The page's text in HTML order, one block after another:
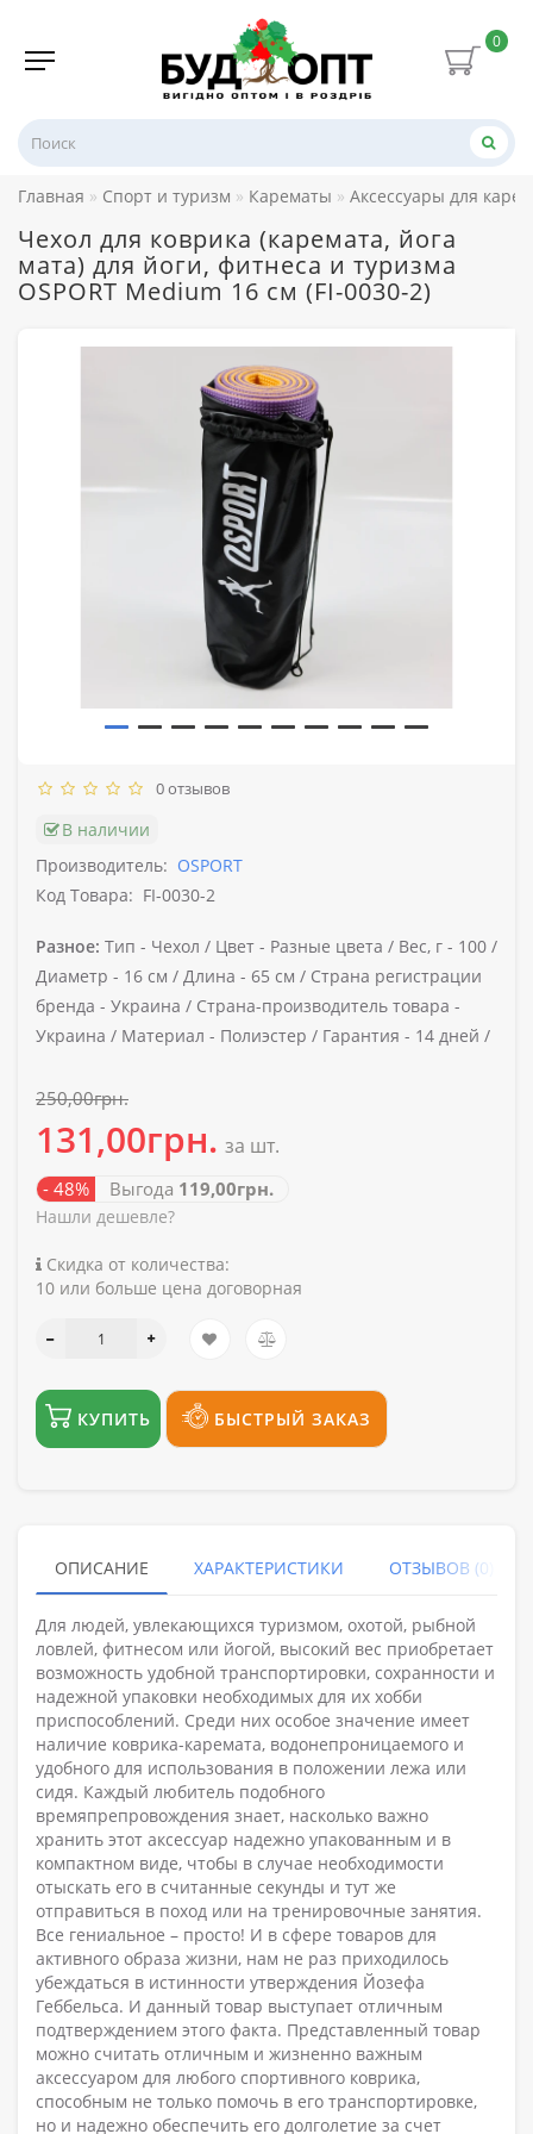
0
Главная Спорт и туризм Карематы Аксессуары для
Чехол для коврика (каремата, йога
мата) для йоги, фитнеса и туризма
OSPORT Medium 16 см (FI-0030-2)
0 отзывов
В наличии
Производитель: OSPORT
Код Товара: FI-0030-2
Разное: Тип - Чехол / Цвет - Разные цвета / Вес, г - 100 /
Диаметр - 16 см / Длина - 65 см / Страна регистрации
бренда - Украина / Страна-производитель товара -
Украина / Материал - Полиэстер / Гарантия - 14 дней /
250,00грн.
131,00грн. за шт.
- 48% Выгода 119,00грн.
Нашли дешевле?
Скидка от количества:
10 или больше цена договорная
КУПИТЬ БЫСТРЫЙ ЗАКАЗ
ОПИСАНИЕ ХАРАКТЕРИСТИКИ ОТЗЫВОВ (0)
Для людей, увлекающихся туризмом, охотой, рыбной
ловлей, фитнесом или йогой, высокий вес приобретает
возможность удобной транспортировки, сохранности и
надежной упаковки необходимых для их хобби
приспособлений. Среди них особое значение имеет
наличие коврика-каремата, водонепроницаемого и
удобного для использования в положении лежа или
сидя. Каждый любитель подобного
времяпрепровождения знает, насколько важно
хранить этот аксессуар надежно упакованным и в
компактном виде, чтобы в случае необходимости
отыскать его в считанные секунды и тут же
отправиться в поход или на тренировочные занятия.
Все гениальное – просто! И в сфере товаров для
активного образа жизни, нам не раз приходилось
убеждаться в истинности утверждения Йозефа
Геббельса. И данный товар выступает отличным
подтверждением этого факта. Представленный товар
можно считать отличным и жизненно важным
аксессуаром для любого спортивного коврика,
способным не только помочь в его транспортировке,
но и надежно обеспечить его долголетие за счет